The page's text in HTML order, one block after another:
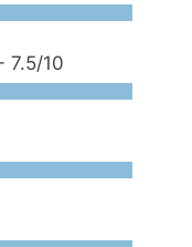
7.5/10